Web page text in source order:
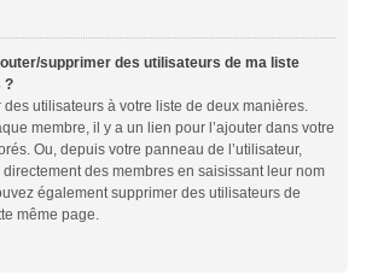
supprimer des utilisateurs de ma liste
?
utilisateurs à votre liste de deux manières.
membre, il y a un lien pour l’ajouter dans votre
Ou, depuis votre panneau de l’utilisateur,
des membres en saisissant leur nom
également supprimer des utilisateurs de
même page.